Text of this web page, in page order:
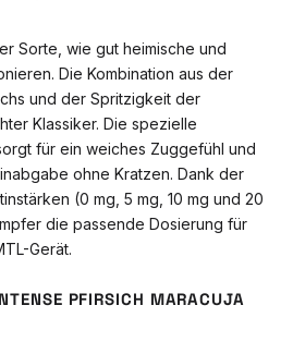
Sorte, wie gut heimische und
Die Kombination aus der
und der Spritzigkeit der
Klassiker. Die spezielle
für ein weiches Zuggefühl und
ohne Kratzen. Dank der
(0 mg, 5 mg, 10 mg und 20
die passende Dosierung für
Gerät.
PFIRSICH MARACUJA